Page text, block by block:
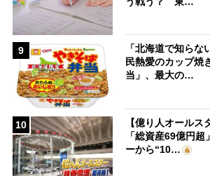
9
「北海道で知ら
民熱愛のカップ焼
当」、最大の…
10
【億り人オールス
「総資産69億円
ーから“10…